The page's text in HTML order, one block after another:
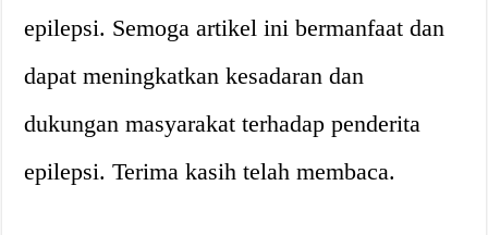
epilepsi. Semoga artikel ini bermanfaat dan
dapat meningkatkan kesadaran dan
dukungan masyarakat terhadap penderita
epilepsi. Terima kasih telah membaca.